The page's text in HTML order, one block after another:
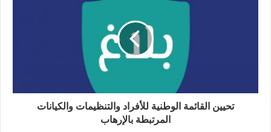
تحيين القائمة الوطنية للأفراد والتنظيمات والكيانات
المرتبطة بالإرهاب